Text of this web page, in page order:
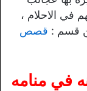
في الاحلام ،
قسم : قصص
في منامه